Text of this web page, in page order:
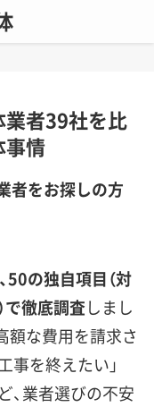
者39社を比
事情
者をお探しの方
の独自項目（対
で徹底調査しまし
額な費用を請求さ
事を終えたい」
、業者選びの不安